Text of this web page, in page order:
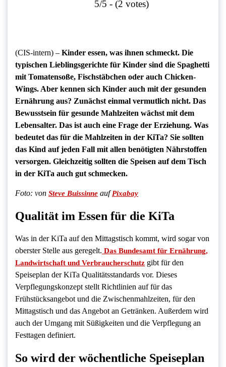
5/5 - (2 votes)
(CIS-intern) – Kinder essen, was ihnen schmeckt. Die
typischen Lieblingsgerichte für Kinder sind die Spaghetti
mit Tomatensoße, Fischstäbchen oder auch Chicken-
Wings. Aber kennen sich Kinder auch mit der gesunden
Ernährung aus? Zunächst einmal vermutlich nicht. Das
Bewusstsein für gesunde Mahlzeiten wächst mit dem
Lebensalter. Das ist auch eine Frage der Erziehung. Was
bedeutet das für die Mahlzeiten in der KiTa? Sie sollten
das Kind auf jeden Fall mit allen benötigten Nährstoffen
versorgen. Gleichzeitig sollten die Speisen auf dem Tisch
in der KiTa auch gut schmecken.
Foto: von Steve Buissinne aufPixabay
Qualität im Essen für die KiTa
Was in der KiTa auf den Mittagstisch kommt, wird sogar von
oberster Stelle aus geregelt. Das Bundesamt für Ernährung,
Landwirtschaft und Verbraucherschutz gibt für den
Speiseplan der KiTa Qualitätsstandards vor. Dieses
Verpflegungskonzept stellt Richtlinien auf für das
Frühstücksangebot und die Zwischenmahlzeiten, für den
Mittagstisch und das Angebot an Getränken. Außerdem wird
auch der Umgang mit Süßigkeiten und die Verpflegung an
Festtagen definiert.
So wird der wöchentliche Speiseplan